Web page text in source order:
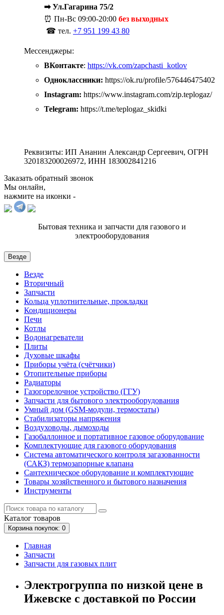
➡ Ул.Гагарина 75/2
⏰ Пн-Вс 09:00-20:00 без выходных
☎ тел. +7 951 199 43 80
Мессенджеры:
ВКонтакте: https://vk.com/zapchasti_kotlov
Одноклассники: https://ok.ru/profile/576446475402
Instagram: https://www.instagram.com/zip.teplogaz/
Telegram: https://t.me/teplogaz_skidki
Реквизиты: ИП Ананин Александр Сергеевич, ОГРН
320183200026972, ИНН 183002841216
Заказать обратный звонок
Мы онлайн,
нажмите на иконки -
Бытовая техника и запчасти для газового и
электрооборудования
Везде
Везде
Вторичный
Запчасти
Кольца уплотнительные, прокладки
Кондиционеры
Печи
Котлы
Водонагреватели
Плиты
Духовые шкафы
Приборы учёта (счётчики)
Отопительные приборы
Радиаторы
Газогорелочное устройство (ГГУ)
Запчасти для бытового электрооборудования
Умный дом (GSM-модули, термостаты)
Cтабилизаторы напряжения
Воздуховоды, дымоходы
Газобаллонное и портативное газовое оборудование
Комплектующие для газового оборудования
Система автоматического контроля загазованности
(САКЗ) термозапорные клапана
Сантехническое оборудование и комплектующие
Товары хозяйственного и бытового назначения
Инструменты
Каталог товаров
Корзинапокупок: 0
Главная
Запчасти
Запчасти для газовых плит
Электрогруппа по низкой цене в
Ижевске с доставкой по России